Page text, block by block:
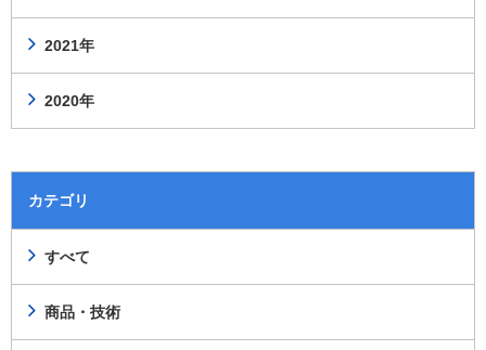
2021年
2020年
カテゴリ
すべて
商品・技術